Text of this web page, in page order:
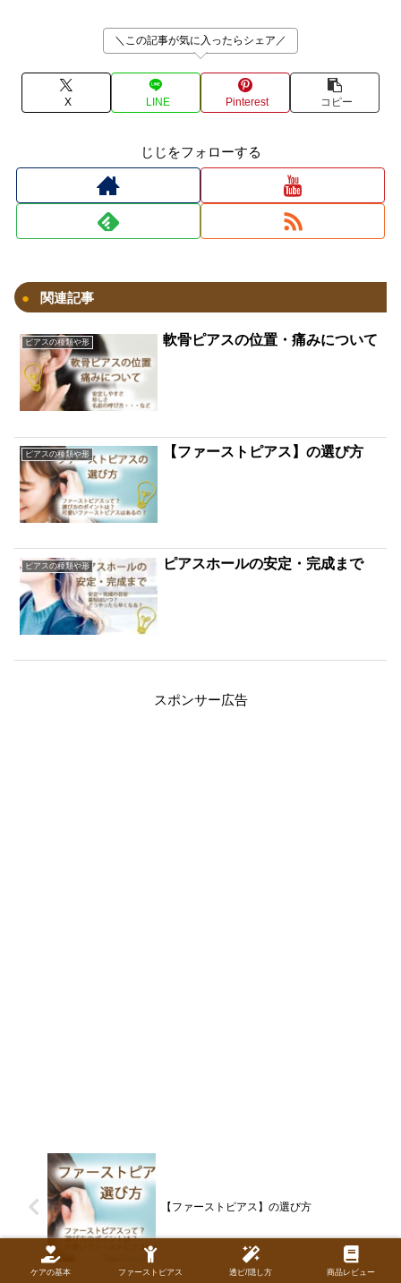
＼この記事が気に入ったらシェア／
X LINE Pinterest コピー
じじをフォローする
関連記事
ピアスの種類や形 軟骨ピアスの位置・痛みについて
ピアスの種類や形 【ファーストピアス】の選び方
ピアスの種類や形 ピアスホールの安定・完成まで
スポンサー広告
【ファーストピアス】の選び方
ケアの基本 ファーストピアス 透ピ/隠し方 商品レビュー